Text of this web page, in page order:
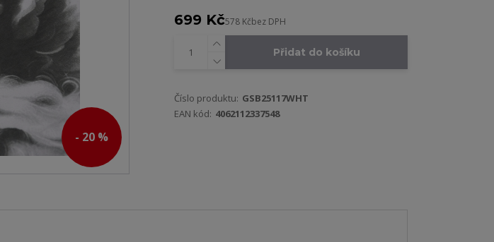
- 20 %
699 Kč578 Kčbez DPH
Přidat do košíku
Číslo produktu: GSB25117WHT
EAN kód: 4062112337548